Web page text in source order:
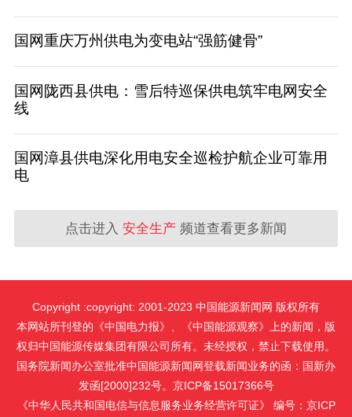
国网重庆万州供电为变电站“强筋健骨”
国网陇西县供电：雪后特巡保供电筑牢电网安全
线
国网漳县供电深化用电安全巡检护航企业可靠用
电
点击进入 安全生产 频道查看更多新闻
Copyright :copyright: 2001-2023 中国能源新闻网 版权所有
本网站所刊登的《中国电力报》、《中国能源观察》上的新闻，版
权归中国能源传媒集团有限公司所有。未经授权，禁止下载使用。
国务院新闻办公室批准中国能源新闻网登载新闻业务的函：国新办
发函[2000]232号。京ICP备15017366号
《中华人民共和国电信与信息服务业务经营许可证》 编号：京ICP